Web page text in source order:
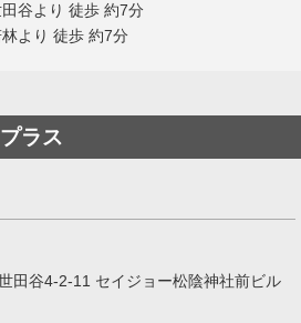
谷より 徒歩 約7分
より 徒歩 約7分
ラス
田谷4-2-11 セイジョー松陰神社前ビル